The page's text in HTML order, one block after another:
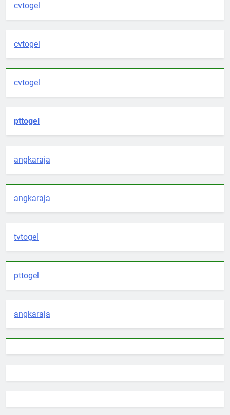
cvtogel
cvtogel
cvtogel
pttogel
angkaraja
angkaraja
tvtogel
pttogel
angkaraja